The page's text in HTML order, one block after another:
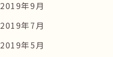
2019年9月
2019年7月
2019年5月